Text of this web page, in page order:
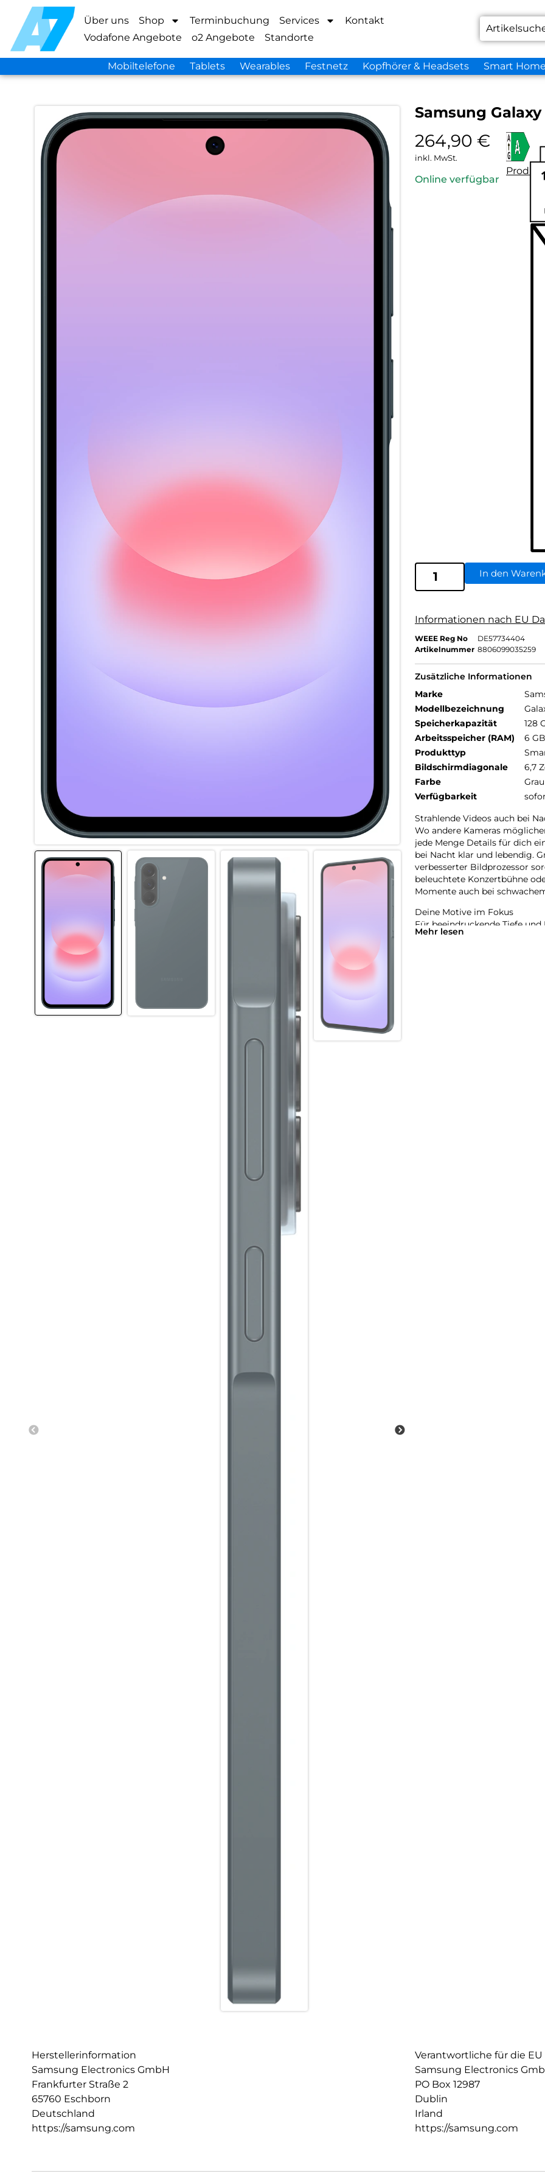
Über uns Shop Terminbuchung Services
Kontakt
Vodafone Angebote
o2 Angebote Standorte
Mobiltelefone Tablets Wearables Festnetz Kopfhörer & Headsets Smart Home
Samsung Galaxy
264,90 €
inkl. MwSt.
Online verfügbar
In den
Informationen nach EU
WEEE Reg No
DE57734404
Artikelnummer 8806099035259
Zusätzliche Informationen
Marke
Modellbezeichnung
Speicherkapazität
128
Arbeitsspeicher (RAM)
6 GB
Produkttyp
Bildschirmdiagonale
6,7
Farbe
Grau
Verfügbarkeit
Strahlende Videos auch bei
Wo andere Kameras
jede Menge Details für dich
bei Nacht klar und lebendig.
verbesserter Bildprozessor
beleuchtete Konzertbühne
Momente auch bei
Deine Motive im Fokus
Für beeindruckende Tiefe
Er analysiert die Szene und
Mehr lesen
Herstellerinformation
Samsung Electronics GmbH
Frankfurter Straße 2
65760 Eschborn
Deutschland
https://samsung.com
Verantwortliche für die EU
Samsung Electronics
PO Box 12987
Dublin
Irland
https://samsung.com